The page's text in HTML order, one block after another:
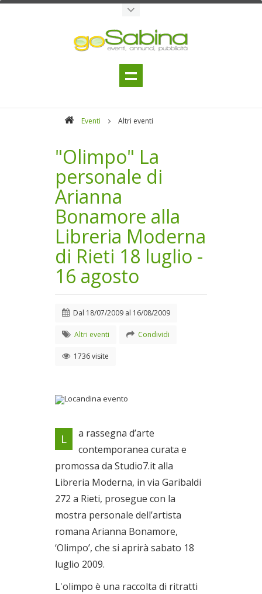
Eventi Altri eventi
"Olimpo" La
personale di
Arianna
Bonamore alla
Libreria Moderna
di Rieti 18 luglio -
16 agosto
Dal 18/07/2009 al 16/08/2009
Altri eventi Condividi
1736 visite
Locandina evento
Dal 18/07/2009 al
16/08/2009
L
a rassegna d’arte
contemporanea curata e
promossa da Studio7.it alla
Libreria Moderna, in via Garibaldi
272 a Rieti, prosegue con la
mostra personale dell’artista
romana Arianna Bonamore,
‘Olimpo’, che si aprirà sabato 18
luglio 2009.
L'olimpo è una raccolta di ritratti